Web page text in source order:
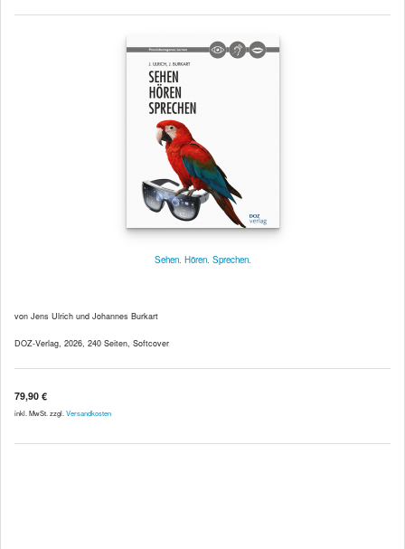
Sehen. Hören. Sprechen.
von Jens Ulrich und Johannes Burkart
DOZ-Verlag, 2026, 240 Seiten, Softcover
79,90 €
inkl. MwSt. zzgl. Versandkosten